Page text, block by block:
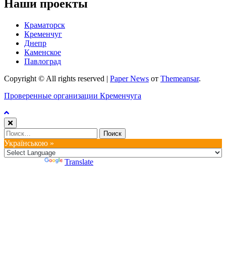
Наши проекты
Краматорск
Кременчуг
Днепр
Каменское
Павлоград
Copyright © All rights reserved | Paper News от Themeansar.
Проверенные организации Кременчуга
Найти:
Українською »
Translate